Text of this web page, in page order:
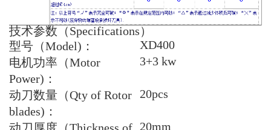
技术参数（Specifications）
型号（Model)：
XD400
电机功率（Motor
Power)：
3+3 kw
动刀数量（Qty of Rotor
blades)：
20pcs
20mm